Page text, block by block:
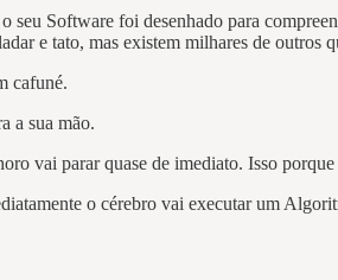
seu Software foi desenhado para
e tato, mas existem milhares de outros
cafuné.
a sua mão.
vai parar quase de imediato. Isso
o cérebro vai executar um